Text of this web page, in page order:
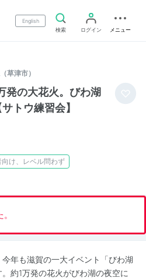
English
検索
ログイン メニュー
草津市）
発の大花火。びわ湖
トウ練習会】
け、レベル問わず
年も滋賀の一大イベント「びわ湖
約1万発の花火がびわ湖の夜空に